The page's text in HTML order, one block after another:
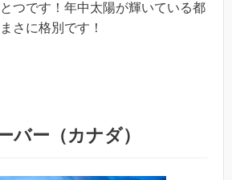
つです！年中太陽が輝いている都
さに格別です！
バー（カナダ）